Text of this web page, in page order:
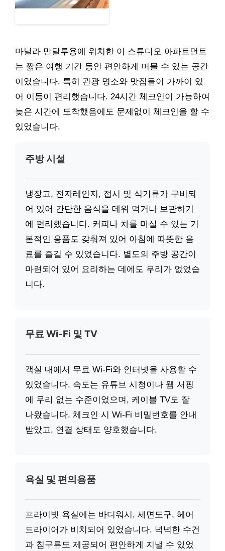
마닐라 만달루용에 위치한 이 스튜디오 아파트먼트
는 짧은 여행 기간 동안 편안하게 머물 수 있는 공간
이었습니다. 특히 관광 명소와 맛집들이 가까이 있
어 이동이 편리했습니다. 24시간 체크인이 가능하여
늦은 시간에 도착했음에도 문제없이 체크인을 할 수
있었습니다.
주방 시설
냉장고, 전자레인지, 접시 및 식기류가 구비되
어 있어 간단한 음식을 데워 먹거나 보관하기
에 편리했습니다. 커피나 차를 마실 수 있는 기
본적인 용품도 갖춰져 있어 아침에 따뜻한 음
료를 즐길 수 있었습니다. 별도의 주방 공간이
마련되어 있어 요리하는 데에도 무리가 없었습
니다.
무료 Wi-Fi 및 TV
객실 내에서 무료 Wi-Fi와 인터넷을 사용할 수
있었습니다. 속도는 유튜브 시청이나 웹 서핑
에 무리 없는 수준이었으며, 케이블 TV도 잘
나왔습니다. 체크인 시 Wi-Fi 비밀번호를 안내
받았고, 연결 상태도 양호했습니다.
욕실 및 편의용품
프라이빗 욕실에는 바디워시, 세면도구, 헤어
드라이어가 비치되어 있었습니다. 넉넉한 수건
과 침구류도 제공되어 편안하게 지낼 수 있었